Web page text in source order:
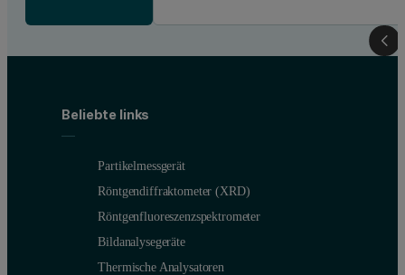
Beliebte links
Partikelmessgerät
Röntgendiffraktometer (XRD)
Röntgenfluoreszenzspektrometer
Bildanalysegeräte
Thermische Analysatoren